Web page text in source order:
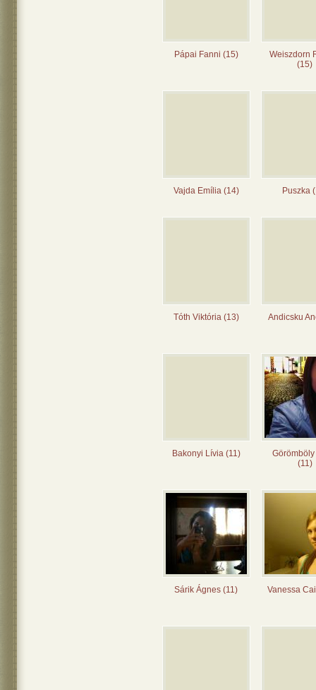
Pápai Fanni (15)
Weiszdorn
(15)
Vajda Emília (14) Puszka
Tóth Viktória (13) Andicsku
Bakonyi Lívia (11)
(11)
Sárik Ágnes (11) Vanessa